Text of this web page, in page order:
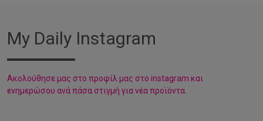
My Daily Instagram
Aκολούθησε μας στο προφίλ μας στο instagram και
ενημερώσου ανά πάσα στιγμή για νέα προϊόντα.